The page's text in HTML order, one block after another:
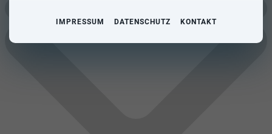
IMPRESSUM DATENSCHUTZ KONTAKT